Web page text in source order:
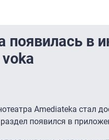
появилась в
Amediateka стал
появился в